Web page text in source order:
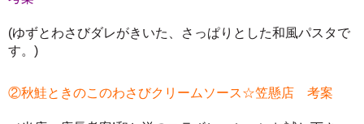
(ゆずとわさびダレがきいた、さっぱりとした和風パスタで
す。 )
②秋鮭ときのこのわさびクリームソース☆笠懸店 考案